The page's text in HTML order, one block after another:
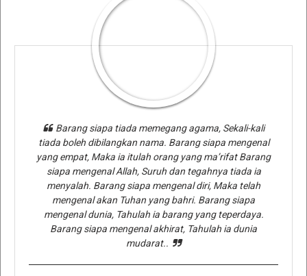
Barang siapa tiada memegang agama, Sekali-kali
tiada boleh dibilangkan nama. Barang siapa mengenal
yang empat, Maka ia itulah orang yang ma’rifat Barang
siapa mengenal Allah, Suruh dan tegahnya tiada ia
menyalah. Barang siapa mengenal diri, Maka telah
mengenal akan Tuhan yang bahri. Barang siapa
mengenal dunia, Tahulah ia barang yang teperdaya.
Barang siapa mengenal akhirat, Tahulah ia dunia
mudarat..